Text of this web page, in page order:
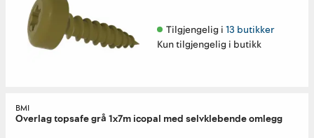
Tilgjengelig i 13 butikker
Kun tilgjengelig i butikk
BMI
Overlag topsafe grå 1x7m icopal med selvklebende omlegg